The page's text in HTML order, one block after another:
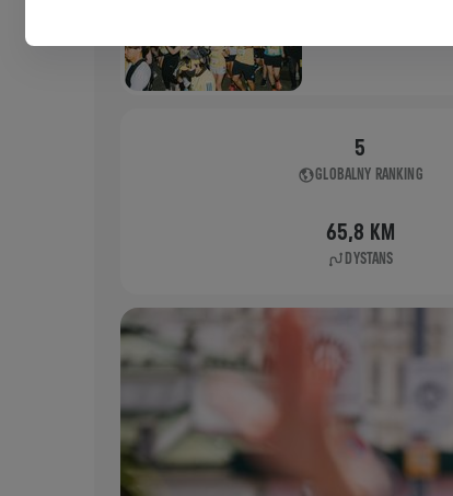
5
GLOBALNY RANKING
65,8 KM
DYSTANS